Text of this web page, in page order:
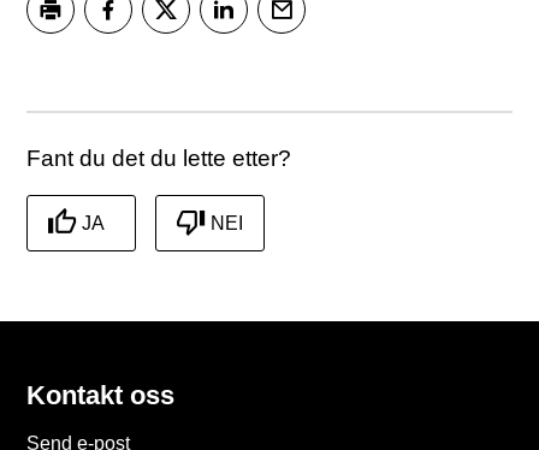
Fant du det du lette etter?
JA NEI
Kontakt oss
Send e-post